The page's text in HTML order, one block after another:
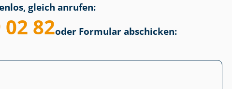
gleich anrufen:
82oder Formular abschicken: